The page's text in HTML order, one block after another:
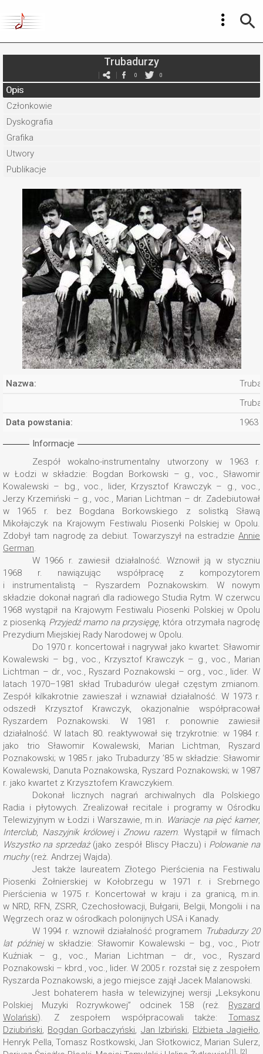
Trubadurzy
0 0
Opis
Członkowie
Dyskografia
Grafika
Utwory
Publikacje
Nazwa:
Data powstania:
1963
Informacje
Zespół wokalno-instrumentalny utworzony w 1963 r.
w Łodzi w składzie: Bogdan Borkowski – g., voc., Sławomir
Kowalewski – bg., voc., lider, Krzysztof Krawczyk – g., voc.,
Jerzy Krzemiński – g., voc., Marian Lichtman – dr. Zadebiutował
w 1965 r. bez Bogdana Borkowskiego z solistką Sławą
Mikołajczyk na Krajowym Festiwalu Piosenki Polskiej w Opolu.
Zdobył tam nagrodę za debiut. Towarzyszył na estradzie Annie
German.
W 1966 r. zawiesił działalność. Wznowił ją w styczniu
1968 r. nawiązując współpracę z kompozytorem
i instrumentalistą – Ryszardem Poznakowskim. W nowym
składzie dokonał nagrań dla radiowego Studia Rytm. W czerwcu
1968 wystąpił na Krajowym Festiwalu Piosenki Polskiej w Opolu
z piosenką Przyjedź mamo na przysięgę, która otrzymała nagrodę
Prezydium Miejskiej Rady Narodowej w Opolu.
Do 1970 r. koncertował i nagrywał jako kwartet: Sławomir
Kowalewski – bg., voc., Krzysztof Krawczyk – g., voc., Marian
Lichtman – dr., voc., Ryszard Poznakowski – org., voc., lider. W
latach 1970–1981 skład Trubadurów ulegał częstym zmianom.
Zespół kilkakrotnie zawieszał i wznawiał działalność. W 1973 r.
odszedł Krzysztof Krawczyk, okazjonalnie współpracował
Ryszardem Poznakowski. W 1981 r. ponownie zawiesił
działalność. W latach 80. reaktywował się trzykrotnie: w 1984 r.
jako trio Sławomir Kowalewski, Marian Lichtman, Ryszard
Poznakowski; w 1985 r. jako Trubadurzy ’85 w składzie: Sławomir
Kowalewski, Danuta Poznakowska, Ryszard Poznakowski; w 1987
r. jako kwartet z Krzysztofem Krawczykiem.
Dokonał licznych nagrań archiwalnych dla Polskiego
Radia i płytowych. Zrealizował recitale i programy w Ośrodku
Telewizyjnym w Łodzi i Warszawie, m.in. Wariacje na pięć kamer,
Interclub, Naszyjnik króloweji Znowu razem. Wystąpił w filmach
Wszystko na sprzedaż(jako zespół Bliscy Płaczu) i Polowanie na
muchy(reż. Andrzej Wajda).
Jest także laureatem Złotego Pierścienia na Festiwalu
Piosenki Żołnierskiej w Kołobrzegu w 1971 r. i Srebrnego
Pierścienia w 1975 r. Koncertował w kraju i za granicą, m.in.
w NRD, RFN, ZSRR, Czechosłowacji, Bułgarii, Belgii, Mongolii i na
Węgrzech oraz w ośrodkach polonijnych USA i Kanady.
W 1994 r. wznowił działalność programem Trubadurzy 20
lat późniejw składzie: Sławomir Kowalewski – bg., voc., Piotr
Kuźniak – g., voc., Marian Lichtman – dr., voc., Ryszard
Poznakowski – kbrd., voc., lider. W 2005 r. rozstał się z zespołem
Ryszarda Poznakowski, a jego miejsce zajął Jacek Malanowski.
Jest bohaterem hasła w telewizyjnej wersji „Leksykonu
Polskiej Muzyki Rozrywkowej” odcinek 158 (reż. Ryszard
Wolański). Z zespołem współpracowali także: Tomasz
Dziubiński, Bogdan Gorbaczyński, Jan Izbiński, Elżbieta Jagiełło,
Henryk Pella, Tomasz Rostkowski, Jan Słotkowicz, Marian Sulerz,
[1] , [2]